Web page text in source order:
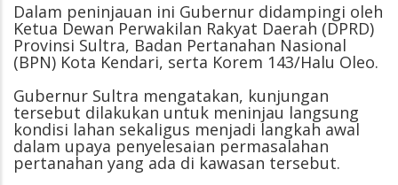
Dalam peninjauan ini Gubernur didampingi oleh
Ketua Dewan Perwakilan Rakyat Daerah (DPRD)
Provinsi Sultra, Badan Pertanahan Nasional
(BPN) Kota Kendari, serta Korem 143/Halu Oleo.
Gubernur Sultra mengatakan, kunjungan
tersebut dilakukan untuk meninjau langsung
kondisi lahan sekaligus menjadi langkah awal
dalam upaya penyelesaian permasalahan
pertanahan yang ada di kawasan tersebut.